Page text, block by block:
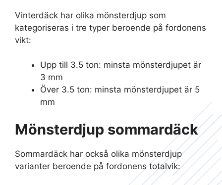
Vinterdäck har olika mönsterdjup som
kategoriseras i tre typer beroende på fordonens
vikt:
Upp till 3.5 ton: minsta mönsterdjupet är
3 mm
Över 3.5 ton: minsta mönsterdjupet är 5
mm
Mönsterdjup sommardäck
Sommardäck har också olika mönsterdjup
varianter beroende på fordonens totalvik: